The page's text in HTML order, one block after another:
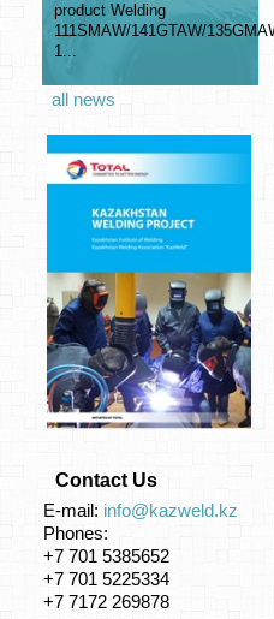
product Welding
111SMAW/141GTAW/
1...
all news
Contact Us
E-mail: info@kazweld.kz
Phones:
+7 701 5385652
+7 701 5225334
+7 7172 269878